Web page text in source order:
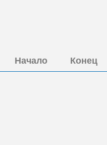
Начало Конец